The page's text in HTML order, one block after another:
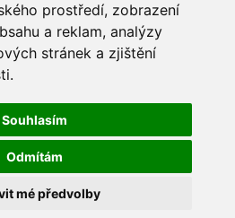
prostředí, zobrazení
a reklam, analýzy
stránek a zjištění
Souhlasím
Odmítám
mé předvolby